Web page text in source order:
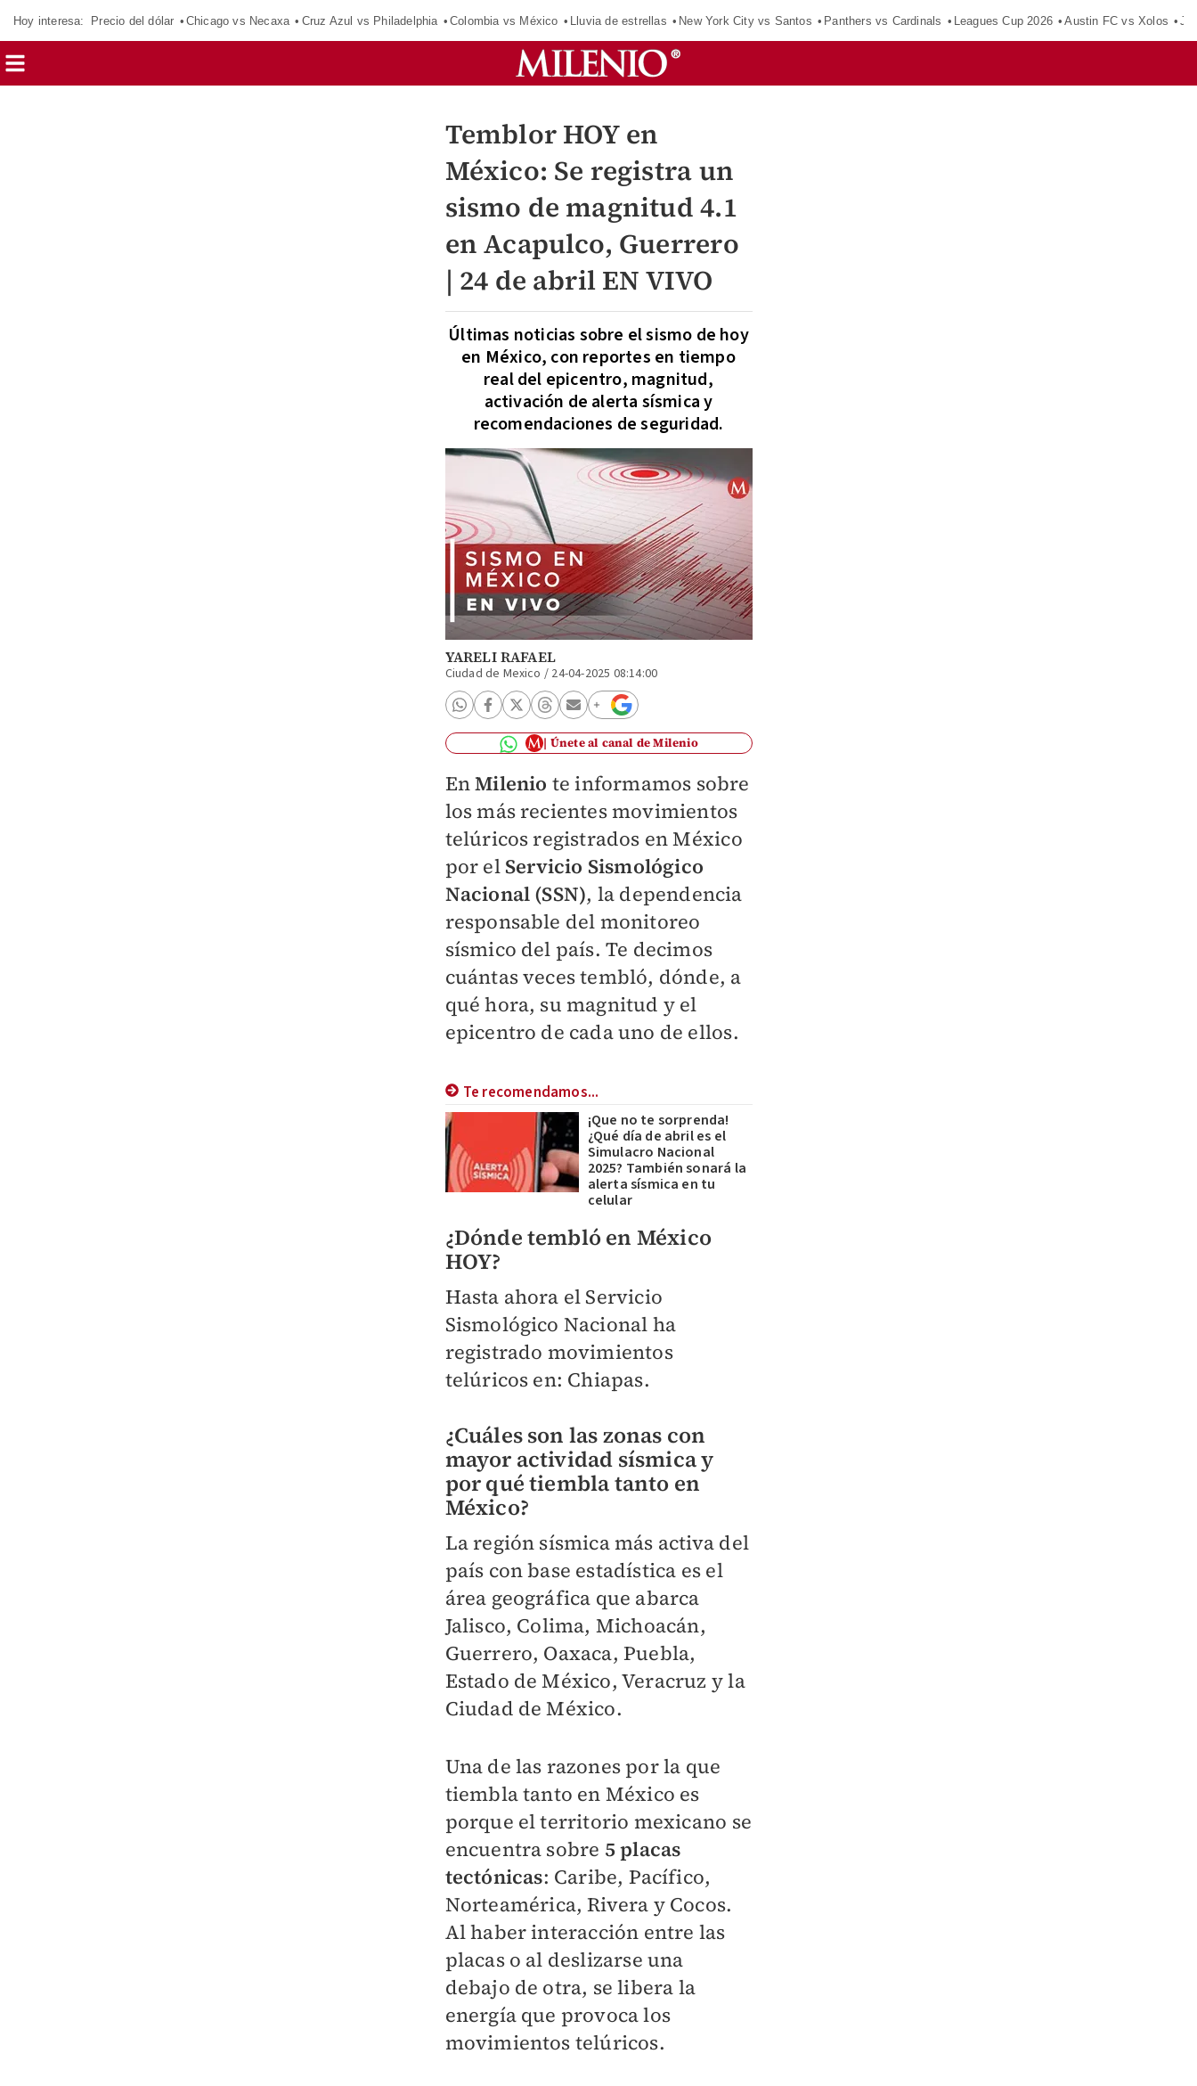
Hoy interesa: Precio del dólar Chicago vs Necaxa Cruz Azul vs Philadelphia Colombia vs México Lluvia de estrellas New York City vs Santos Panthers vs Cardinals Leagues Cup 2026 Austin FC vs Xolos
Temblor HOY en
México: Se registra un
sismo de magnitud 4.1
en Acapulco, Guerrero
| 24 de abril EN VIVO
Últimas noticias sobre el sismo de hoy
en México, con reportes en tiempo
real del epicentro, magnitud,
activación de alerta sísmica y
recomendaciones de seguridad.
YARELI RAFAEL
Ciudad de Mexico / 24-04-2025 08:14:00
Únete al canal de Milenio
EnMilenio te informamos sobre
los más recientes movimientos
telúricos registrados en México
por el Servicio Sismológico
Nacional (SSN), la dependencia
responsable del monitoreo
sísmico del país. Te decimos
cuántas veces tembló, dónde, a
qué hora, su magnitud y el
epicentro de cada uno de ellos.
Te recomendamos...
¡Que no te sorprenda!
¿Qué día de abril es el
Simulacro Nacional
2025? También sonará la
alerta sísmica en tu
celular
¿Dónde tembló en México
HOY?
Hasta ahora el Servicio
Sismológico Nacional ha
registrado movimientos
telúricos en: Chiapas.
¿Cuáles son las zonas con
mayor actividad sísmica y
por qué tiembla tanto en
México?
La región sísmica más activa del
país con base estadística es el
área geográfica que abarca
Jalisco, Colima, Michoacán,
Guerrero, Oaxaca, Puebla,
Estado de México, Veracruz y la
Ciudad de México.
Una de las razones por la que
tiembla tanto en México es
porque el territorio mexicano se
encuentra sobre 5 placas
tectónicas: Caribe, Pacífico,
Norteamérica, Rivera y Cocos.
Al haber interacción entre las
placas o al deslizarse una
debajo de otra, se libera la
energía que provoca los
movimientos telúricos.